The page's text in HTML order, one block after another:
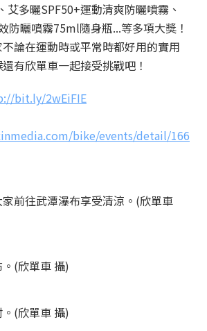
艾多曬SPF50+運動清爽防曬噴霧、
防曬噴霧75ml隨身瓶...等多項大獎！
論在運動時或平常時都好用的實用
有欣單車一起接受挑戰吧！
bit.ly/2wEiFIE
bike/events/detail/166
前往武潭瀑布享受清涼。(欣單車
(欣單車 攝)
(欣單車 攝)